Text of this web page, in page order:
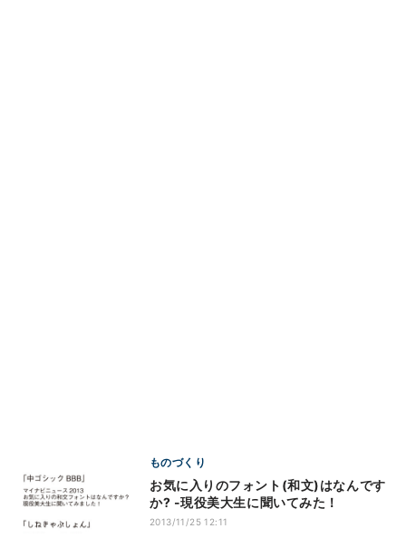
ものづくり
お気に入りのフォント(和文)はなんです
か? -現役美大生に聞いてみた！
2013/11/25 12:11